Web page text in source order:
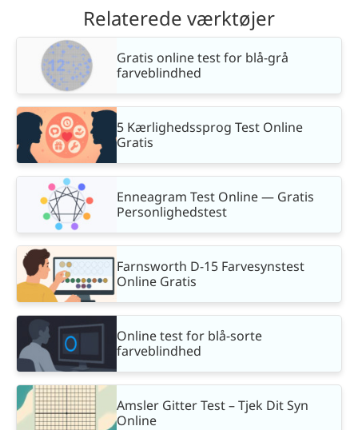
Relaterede værktøjer
Gratis online test for blå-grå
farveblindhed
5 Kærlighedssprog Test Online
Gratis
Enneagram Test Online — Gratis
Personlighedstest
Farnsworth D-15 Farvesynstest
Online Gratis
Online test for blå-sorte
farveblindhed
Amsler Gitter Test – Tjek Dit Syn
Online